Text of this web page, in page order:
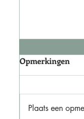
Opmerkingen
Plaats een